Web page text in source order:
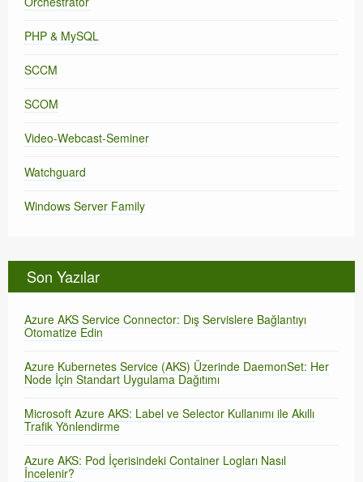
PHP & MySQL
SCCM
SCOM
Video-Webcast-Seminer
Watchguard
Windows Server Family
Son Yazılar
Azure AKS Service Connector: Dış Servislere Bağlantıyı
Otomatize Edin
Azure Kubernetes Service (AKS) Üzerinde DaemonSet: Her
Node İçin Standart Uygulama Dağıtımı
Microsoft Azure AKS: Label ve Selector Kullanımı ile Akıllı
Trafik Yönlendirme
Azure AKS: Pod İçerisindeki Container Logları Nasıl
İncelenir?